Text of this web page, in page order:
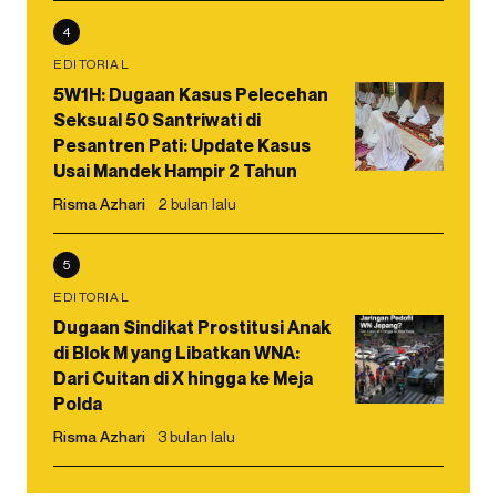
4
EDITORIAL
5W1H: Dugaan Kasus Pelecehan
Seksual 50 Santriwati di
Pesantren Pati: Update Kasus
Usai Mandek Hampir 2 Tahun
Risma Azhari 2 bulan lalu
5
EDITORIAL
Dugaan Sindikat Prostitusi Anak
di Blok M yang Libatkan WNA:
Dari Cuitan di X hingga ke Meja
Polda
Risma Azhari 3 bulan lalu